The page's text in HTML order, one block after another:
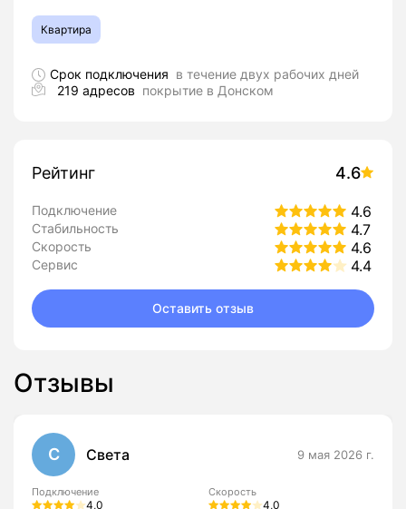
Квартира
Срок подключения в течение двух рабочих дней
219 адресов покрытие в Донском
Рейтинг 4.6
Подключение 4.6
Стабильность 4.7
Скорость 4.6
Сервис 4.4
Оставить отзыв
Отзывы
С Света 9 мая 2026 г.
Подключение
4,0
Скорость
4,0